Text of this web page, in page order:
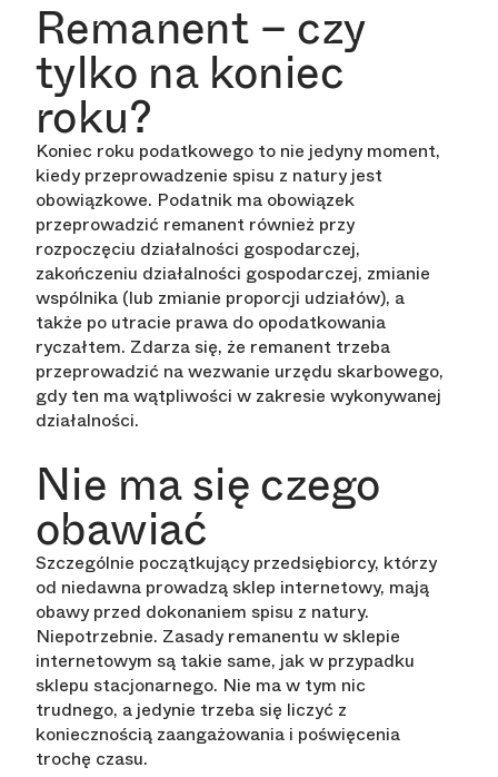
Remanent – czy
tylko na koniec
roku?
Koniec roku podatkowego to nie jedyny moment,
kiedy przeprowadzenie spisu z natury jest
obowiązkowe. Podatnik ma obowiązek
przeprowadzić remanent również przy
rozpoczęciu działalności gospodarczej,
zakończeniu działalności gospodarczej, zmianie
wspólnika (lub zmianie proporcji udziałów), a
także po utracie prawa do opodatkowania
ryczałtem. Zdarza się, że remanent trzeba
przeprowadzić na wezwanie urzędu skarbowego,
gdy ten ma wątpliwości w zakresie wykonywanej
działalności.
Nie ma się czego
obawiać
Szczególnie początkujący przedsiębiorcy, którzy
od niedawna prowadzą sklep internetowy, mają
obawy przed dokonaniem spisu z natury.
Niepotrzebnie. Zasady remanentu w sklepie
internetowym są takie same, jak w przypadku
sklepu stacjonarnego. Nie ma w tym nic
trudnego, a jedynie trzeba się liczyć z
koniecznością zaangażowania i poświęcenia
trochę czasu.